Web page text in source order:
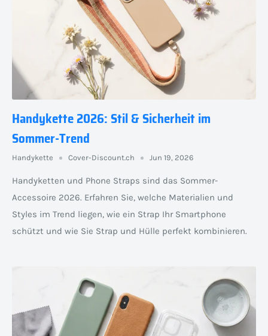
Handykette 2026: Stil & Sicherheit im
Sommer-Trend
Handykette Cover-Discount.ch Jun 19, 2026
Handyketten und Phone Straps sind das Sommer-
Accessoire 2026. Erfahren Sie, welche Materialien und
Styles im Trend liegen, wie ein Strap Ihr Smartphone
schützt und wie Sie Strap und Hülle perfekt kombinieren.